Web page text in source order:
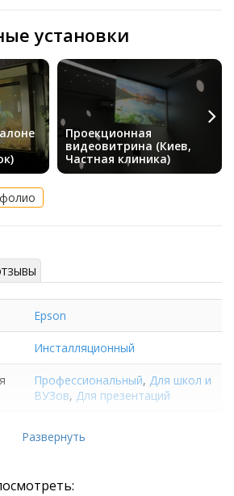
установки
Проекционная
видеовитрина (Киев,
Частная клиника)
Epson
Инсталляционный
Профессиональный, Для школ и
ВУЗов, Для презентаций
Развернуть